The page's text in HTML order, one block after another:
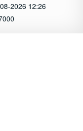
2026 12:26